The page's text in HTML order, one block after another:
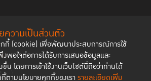
ความเป็นส่วนตัว
กกี้ (cookie) เพื่อพัฒนาประสบการณ์การใช้
พอใจต่อการได้รับการเสนอข้อมูลและ
น โดยการเข้าใช้งานเว็บไซต์นี้ถือว่าท่านได้
ตามนโยบายคุกกี้ของเรา รายละเอียดเพิ่ม